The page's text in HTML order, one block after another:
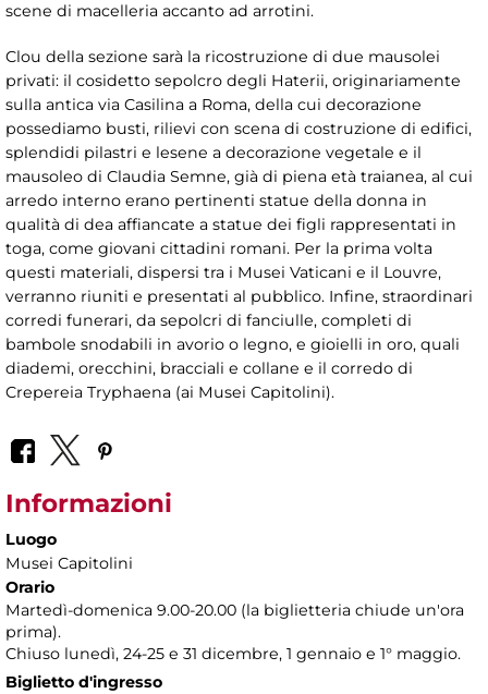
scene di macelleria accanto ad arrotini.
Clou della sezione sarà la ricostruzione di due mausolei
privati: il cosidetto sepolcro degli Haterii, originariamente
sulla antica via Casilina a Roma, della cui decorazione
possediamo busti, rilievi con scena di costruzione di edifici,
splendidi pilastri e lesene a decorazione vegetale e il
mausoleo di Claudia Semne, già di piena età traianea, al cui
arredo interno erano pertinenti statue della donna in
qualità di dea affiancate a statue dei figli rappresentati in
toga, come giovani cittadini romani. Per la prima volta
questi materiali, dispersi tra i Musei Vaticani e il Louvre,
verranno riuniti e presentati al pubblico. Infine, straordinari
corredi funerari, da sepolcri di fanciulle, completi di
bambole snodabili in avorio o legno, e gioielli in oro, quali
diademi, orecchini, bracciali e collane e il corredo di
Crepereia Tryphaena (ai Musei Capitolini).
Informazioni
Luogo
Musei Capitolini
Orario
Martedì-domenica 9.00-20.00 (la biglietteria chiude un'ora
prima).
Chiuso lunedì, 24-25 e 31 dicembre, 1 gennaio e 1° maggio.
Biglietto d'ingresso